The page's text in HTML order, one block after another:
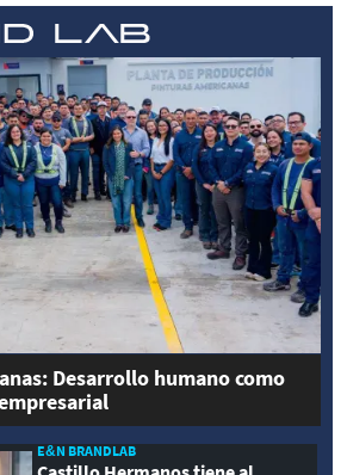
Desarrollo humano como
E&N BRANDLAB